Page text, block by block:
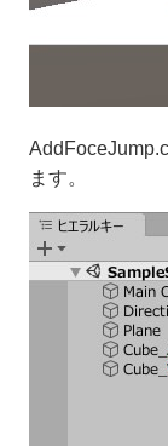
ます。